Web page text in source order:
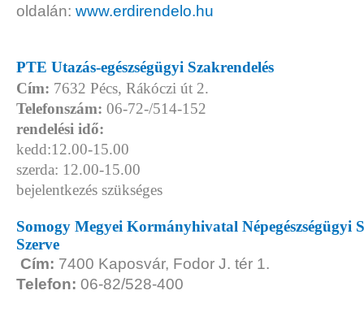
oldalán: www.erdirendelo.hu
PTE Utazás-egészségügyi Szakrendelés
Cím: 7632 Pécs, Rákóczi út 2.
Telefonszám: 06-72-/514-152
rendelési idő:
kedd:12.00-15.00
szerda: 12.00-15.00
bejelentkezés szükséges
Somogy Megyei Kormányhivatal Népegészségügyi
Szerve
Cím: 7400 Kaposvár, Fodor J. tér 1.
Telefon: 06-82/528-400